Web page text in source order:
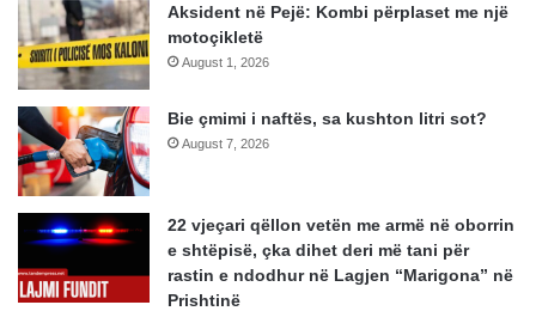
Aksident në Pejë: Kombi përplaset me një
motoçikletë
August 1, 2026
Bie çmimi i naftës, sa kushton litri sot?
August 7, 2026
22 vjeçari qëllon vetën me armë në oborrin
e shtëpisë, çka dihet deri më tani për
rastin e ndodhur në Lagjen “Marigona” në
Prishtinë